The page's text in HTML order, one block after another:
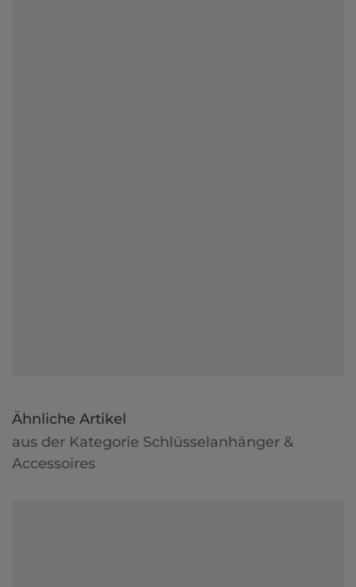
Ähnliche Artikel
aus der Kategorie Schlüsselanhänger &
Accessoires